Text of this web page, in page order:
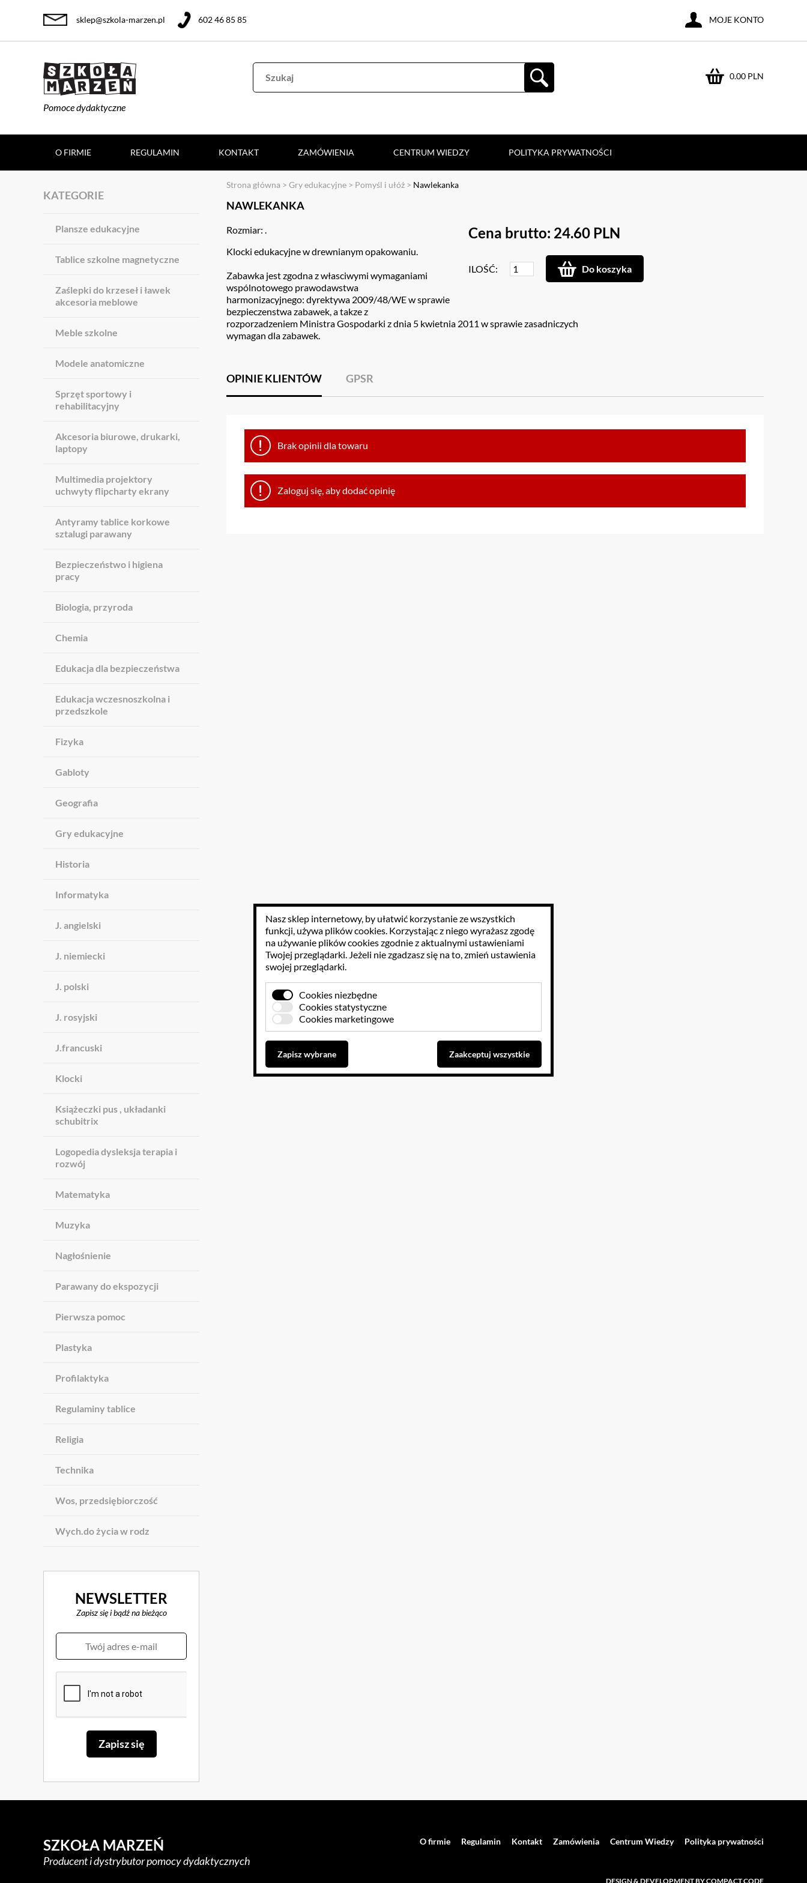
Pomoce dydaktyczne
0.00 PLN
sklep@szkola-marzen.pl 602 46 85 85 MOJE KONTO
O FIRMIE REGULAMIN KONTAKT ZAMÓWIENIA CENTRUM WIEDZY POLITYKA PRYWATNOŚCI
KATEGORIE
Plansze edukacyjne
Tablice szkolne magnetyczne
Zaślepki do krzeseł i ławek
akcesoria meblowe
Meble szkolne
Modele anatomiczne
Sprzęt sportowy i
rehabilitacyjny
Akcesoria biurowe, drukarki,
laptopy
Multimedia projektory
uchwyty flipcharty ekrany
Antyramy tablice korkowe
sztalugi parawany
Bezpieczeństwo i higiena
pracy
Biologia, przyroda
Chemia
Edukacja dla bezpieczeństwa
Edukacja wczesnoszkolna i
przedszkole
Fizyka
Gabloty
Geografia
Gry edukacyjne
Historia
Informatyka
J. angielski
J. niemiecki
J. polski
J. rosyjski
J.francuski
Klocki
Książeczki pus , układanki
schubitrix
Logopedia dysleksja terapia i
rozwój
Matematyka
Muzyka
Nagłośnienie
Parawany do ekspozycji
Pierwsza pomoc
Plastyka
Profilaktyka
Regulaminy tablice
Religia
Technika
Wos, przedsiębiorczość
Wych.do życia w rodz
NEWSLETTER
Zapisz się i bądź na bieżąco
Strona główna > Gry edukacyjne > Pomyśl i ułóż > Nawlekanka
NAWLEKANKA
Cena brutto: 24.60 PLN
ILOŚĆ: Do koszyka
Rozmiar: .
Klocki edukacyjne w drewnianym opakowaniu.
Zabawka jest zgodna z własciwymi wymaganiami
wspólnotowego prawodawstwa
harmonizacyjnego: dyrektywa 2009/48/WE w sprawie
bezpieczenstwa zabawek, a takze z
rozporzadzeniem Ministra Gospodarki z dnia 5 kwietnia 2011 w sprawie zasadniczych
wymagan dla zabawek.
OPINIE KLIENTÓW GPSR
Brak opinii dla towaru
Zaloguj się, aby dodać opinię
SZKOŁA MARZEŃ
Producent i dystrybutor pomocy dydaktycznych
O firmie Regulamin Kontakt Zamówienia Centrum Wiedzy Polityka prywatności
DESIGN & DEVELOPMENT BY COMPACT CODE
Nasz sklep internetowy, by ułatwić korzystanie ze wszystkich
funkcji, używa plików cookies. Korzystając z niego wyrażasz zgodę
na używanie plików cookies zgodnie z aktualnymi ustawieniami
Twojej przeglądarki. Jeżeli nie zgadzasz się na to, zmień ustawienia
swojej przeglądarki.
Cookies niezbędne
Cookies statystyczne
Cookies marketingowe
Zapisz wybrane Zaakceptuj wszystkie